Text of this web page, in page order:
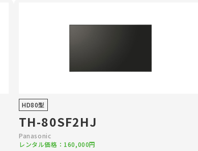
HD80型
TH-80SF2HJ
Panasonic
レンタル価格：160,000円